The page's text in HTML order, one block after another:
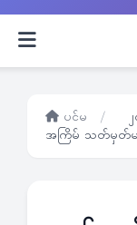
ပင်မ /
အကြိမ် သတ်မှတ်